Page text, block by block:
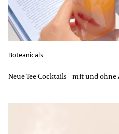
Boteanicals
Neue Tee-Cocktails – mit und